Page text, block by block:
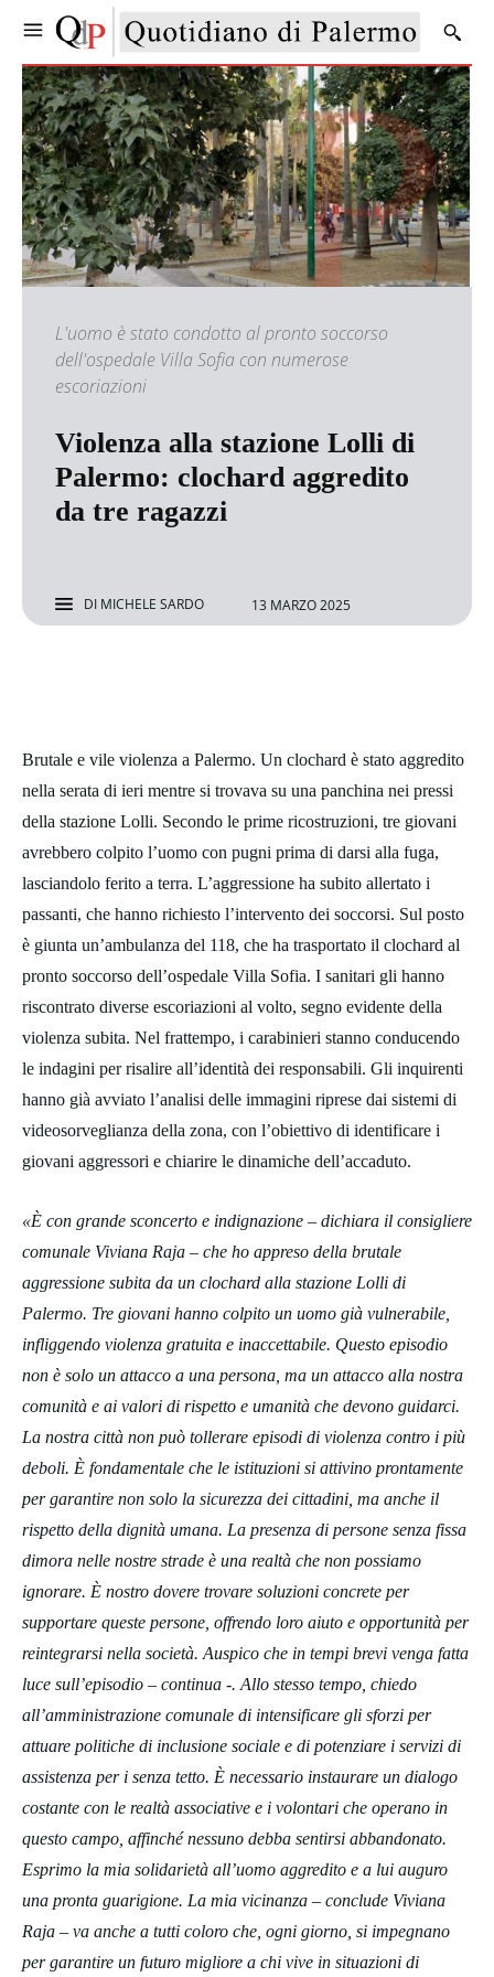
L'uomo è stato condotto al pronto soccorso
dell'ospedale Villa Sofia con numerose
escoriazioni
Violenza alla stazione Lolli di
Palermo: clochard aggredito
da tre ragazzi
DI MICHELE SARDO 13 MARZO 2025
Brutale e vile violenza a Palermo. Un clochard è stato aggredito
nella serata di ieri mentre si trovava su una panchina nei pressi
della stazione Lolli. Secondo le prime ricostruzioni, tre giovani
avrebbero colpito l’uomo con pugni prima di darsi alla fuga,
lasciandolo ferito a terra. L’aggressione ha subito allertato i
passanti, che hanno richiesto l’intervento dei soccorsi. Sul posto
è giunta un’ambulanza del 118, che ha trasportato il clochard al
pronto soccorso dell’ospedale Villa Sofia. I sanitari gli hanno
riscontrato diverse escoriazioni al volto, segno evidente della
violenza subita. Nel frattempo, i carabinieri stanno conducendo
le indagini per risalire all’identità dei responsabili. Gli inquirenti
hanno già avviato l’analisi delle immagini riprese dai sistemi di
videosorveglianza della zona, con l’obiettivo di identificare i
giovani aggressori e chiarire le dinamiche dell’accaduto.
«È con grande sconcerto e indignazione – dichiara il consigliere
comunale Viviana Raja – che ho appreso della brutale
aggressione subita da un clochard alla stazione Lolli di
Palermo. Tre giovani hanno colpito un uomo già vulnerabile,
infliggendo violenza gratuita e inaccettabile. Questo episodio
non è solo un attacco a una persona, ma un attacco alla nostra
comunità e ai valori di rispetto e umanità che devono guidarci.
La nostra città non può tollerare episodi di violenza contro i più
deboli. È fondamentale che le istituzioni si attivino prontamente
per garantire non solo la sicurezza dei cittadini, ma anche il
rispetto della dignità umana. La presenza di persone senza fissa
dimora nelle nostre strade è una realtà che non possiamo
ignorare. È nostro dovere trovare soluzioni concrete per
supportare queste persone, offrendo loro aiuto e opportunità per
reintegrarsi nella società. Auspico che in tempi brevi venga fatta
luce sull’episodio – continua -. Allo stesso tempo, chiedo
all’amministrazione comunale di intensificare gli sforzi per
attuare politiche di inclusione sociale e di potenziare i servizi di
assistenza per i senza tetto. È necessario instaurare un dialogo
costante con le realtà associative e i volontari che operano in
questo campo, affinché nessuno debba sentirsi abbandonato.
Esprimo la mia solidarietà all’uomo aggredito e a lui auguro
una pronta guarigione. La mia vicinanza – conclude Viviana
Raja – va anche a tutti coloro che, ogni giorno, si impegnano
per garantire un futuro migliore a chi vive in situazioni di